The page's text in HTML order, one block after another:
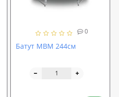
0
Батут MBM 244см